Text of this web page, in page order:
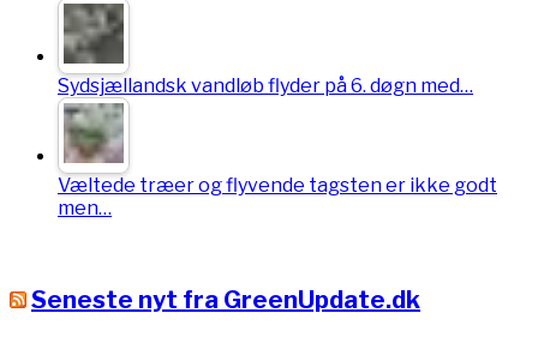
Sydsjællandsk vandløb flyder på 6. døgn med…
Væltede træer og flyvende tagsten er ikke godt
men…
Seneste nyt fra GreenUpdate.dk